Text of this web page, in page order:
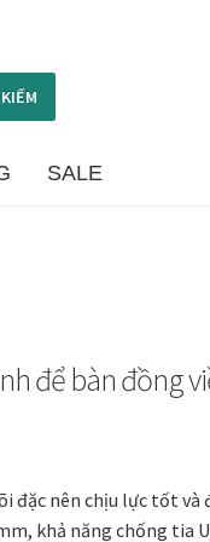
SALE
Quà tặng cao cấp
phòng khách hiện đại
để bàn đồng
đặc nên chịu lực tốt và
khả năng chống tia